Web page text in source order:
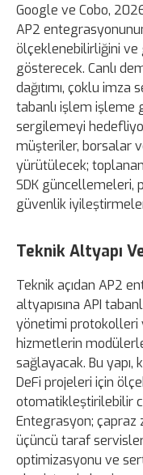
Google ve Cobo,
AP2
ölçeklenebilirliğini
gösterecek. Canlı
dağıtımı, çoklu imza
tabanlı işlem işleme
sergilemeyi
müşteriler, borsalar
yürütülecek;
SDK güncellemeleri,
güvenlik
Teknik Altyapı
Teknik açıdan AP2
altyapısına API
yönetimi protokolleri
hizmetlerin
sağlayacak. Bu yapı,
DeFi projeleri için
otomatikleştirilebilir
Entegrasyon; çapraz
üçüncü taraf
optimizasyonu ve